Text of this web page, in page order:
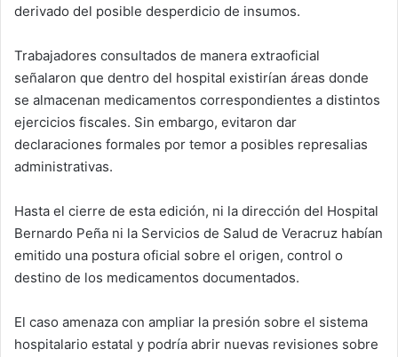
derivado del posible desperdicio de insumos.
Trabajadores consultados de manera extraoficial
señalaron que dentro del hospital existirían áreas donde
se almacenan medicamentos correspondientes a distintos
ejercicios fiscales. Sin embargo, evitaron dar
declaraciones formales por temor a posibles represalias
administrativas.
Hasta el cierre de esta edición, ni la dirección del Hospital
Bernardo Peña ni la Servicios de Salud de Veracruz habían
emitido una postura oficial sobre el origen, control o
destino de los medicamentos documentados.
El caso amenaza con ampliar la presión sobre el sistema
hospitalario estatal y podría abrir nuevas revisiones sobre